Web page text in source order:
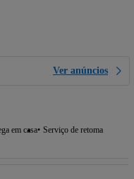
Ver anúncios
em casa Serviço de retoma